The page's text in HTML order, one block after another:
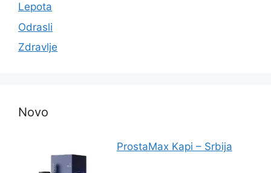
Lepota
Odrasli
Zdravlje
Novo
ProstaMax Kapi – Srbija